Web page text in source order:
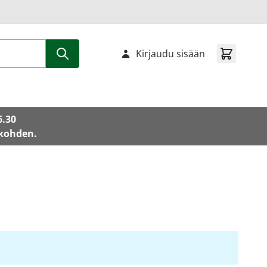
Kirjaudu sisään